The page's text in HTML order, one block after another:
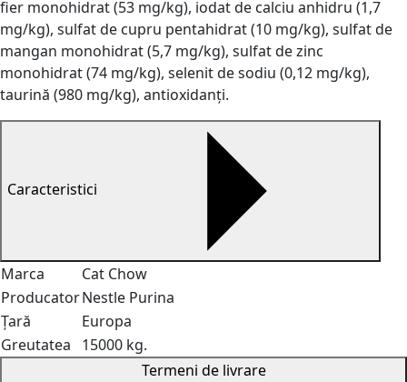
fier monohidrat (53 mg/kg), iodat de calciu anhidru (1,7
mg/kg), sulfat de cupru pentahidrat (10 mg/kg), sulfat de
mangan monohidrat (5,7 mg/kg), sulfat de zinc
monohidrat (74 mg/kg), selenit de sodiu (0,12 mg/kg),
taurină (980 mg/kg), antioxidanți.
Caracteristici
Marca
Cat Chow
ProducatorNestle Purina
Țară
Europa
Greutatea
15000 kg.
Termeni de livrare